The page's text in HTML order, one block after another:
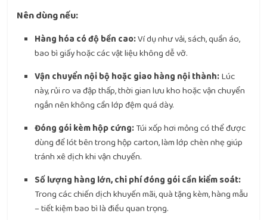
Nên dùng nếu:
Hàng hóa có độ bền cao:Ví dụ như vải, sách, quần áo,
bao bì giấy hoặc các vật liệu không dễ vỡ.
Vận chuyển nội bộ hoặc giao hàng nội thành:Lúc
này, rủi ro va đập thấp, thời gian lưu kho hoặc vận chuyển
ngắn nên không cần lớp đệm quá dày.
Đóng gói kèm hộp cứng:Túi xốp hơi mỏng có thể được
dùng để lót bên trong hộp carton, làm lớp chèn nhẹ giúp
tránh xê dịch khi vận chuyển.
Số lượng hàng lớn, chi phí đóng gói cần kiểm soát:
Trong các chiến dịch khuyến mãi, quà tặng kèm, hàng mẫu
– tiết kiệm bao bì là điều quan trọng.